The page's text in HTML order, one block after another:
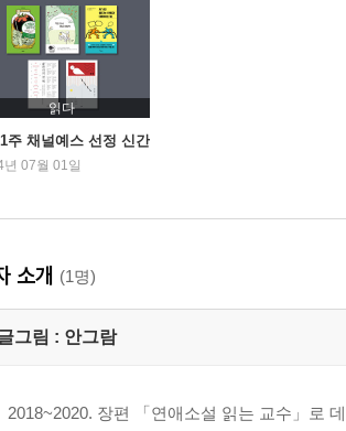
읽다
주 채널예스 선정 신간
07월 01일
소개 (1명)
그림 : 안그람
2018~2020. 장편 「연애소설 읽는 교수」로